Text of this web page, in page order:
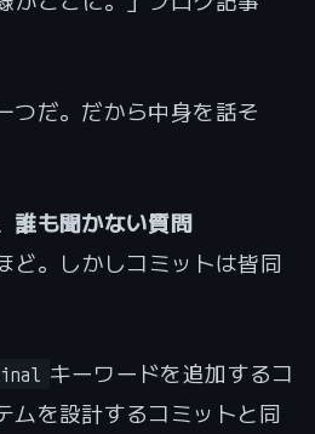
つだ。だから中身を話そ
誰も聞かない質問
ど。しかしコミットは皆同
キーワードを追加するコ
ムを設計するコミットと同